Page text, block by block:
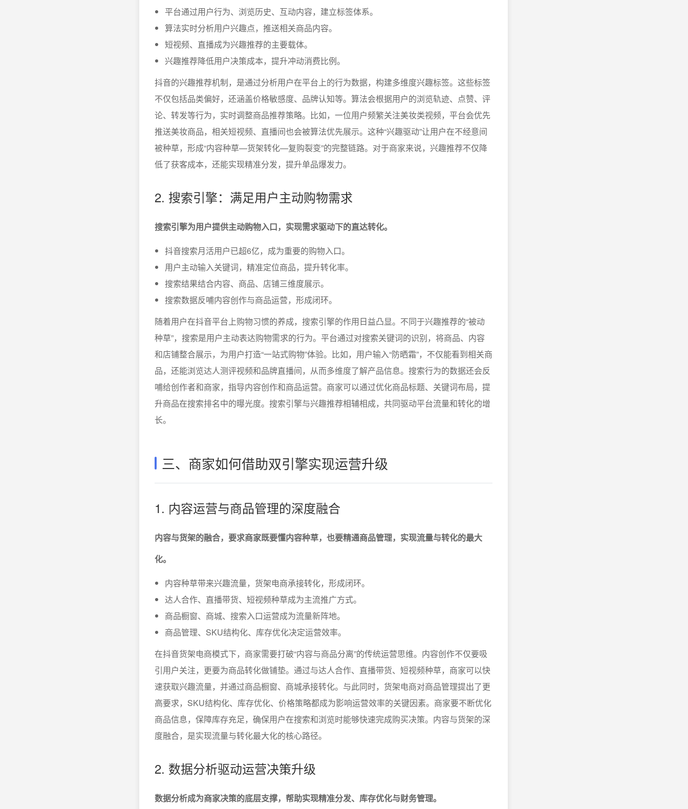
平台通过用户行为、浏览历史、互动内容，建立标签体系。
算法实时分析用户兴趣点，推送相关商品内容。
短视频、直播成为兴趣推荐的主要载体。
兴趣推荐降低用户决策成本，提升冲动消费比例。
抖音的兴趣推荐机制，是通过分析用户在平台上的行为数据，构建多维度兴趣标签。这些标签
不仅包括品类偏好，还涵盖价格敏感度、品牌认知等。算法会根据用户的浏览轨迹、点赞、评
论、转发等行为，实时调整商品推荐策略。比如，一位用户频繁关注美妆类视频，平台会优先
推送美妆商品，相关短视频、直播间也会被算法优先展示。这种“兴趣驱动”让用户在不经意间
被种草，形成“内容种草—货架转化—复购裂变”的完整链路。对于商家来说，兴趣推荐不仅降
低了获客成本，还能实现精准分发，提升单品爆发力。
2. 搜索引擎：满足用户主动购物需求
搜索引擎为用户提供主动购物入口，实现需求驱动下的直达转化。
抖音搜索月活用户已超6亿，成为重要的购物入口。
用户主动输入关键词，精准定位商品，提升转化率。
搜索结果结合内容、商品、店铺三维度展示。
搜索数据反哺内容创作与商品运营，形成闭环。
随着用户在抖音平台上购物习惯的养成，搜索引擎的作用日益凸显。不同于兴趣推荐的“被动
种草”，搜索是用户主动表达购物需求的行为。平台通过对搜索关键词的识别，将商品、内容
和店铺整合展示，为用户打造“一站式购物”体验。比如，用户输入“防晒霜”，不仅能看到相关商
品，还能浏览达人测评视频和品牌直播间，从而多维度了解产品信息。搜索行为的数据还会反
哺给创作者和商家，指导内容创作和商品运营。商家可以通过优化商品标题、关键词布局，提
升商品在搜索排名中的曝光度。搜索引擎与兴趣推荐相辅相成，共同驱动平台流量和转化的增
长。
三、商家如何借助双引擎实现运营升级
1. 内容运营与商品管理的深度融合
内容与货架的融合，要求商家既要懂内容种草，也要精通商品管理，实现流量与转化的最大
化。
内容种草带来兴趣流量，货架电商承接转化，形成闭环。
达人合作、直播带货、短视频种草成为主流推广方式。
商品橱窗、商城、搜索入口运营成为流量新阵地。
商品管理、SKU结构化、库存优化决定运营效率。
在抖音货架电商模式下，商家需要打破“内容与商品分离”的传统运营思维。内容创作不仅要吸
引用户关注，更要为商品转化做铺垫。通过与达人合作、直播带货、短视频种草，商家可以快
速获取兴趣流量，并通过商品橱窗、商城承接转化。与此同时，货架电商对商品管理提出了更
高要求，SKU结构化、库存优化、价格策略都成为影响运营效率的关键因素。商家要不断优化
商品信息，保障库存充足，确保用户在搜索和浏览时能够快速完成购买决策。内容与货架的深
度融合，是实现流量与转化最大化的核心路径。
2. 数据分析驱动运营决策升级
数据分析成为商家决策的底层支撑，帮助实现精准分发、库存优化与财务管理。